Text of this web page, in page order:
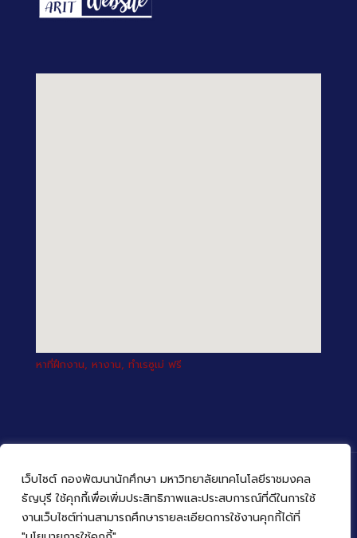
เว็บไซต์ กองพัฒนานักศึกษา มหาวิทยาลัยเทคโนโลยีราชมงคล
ธัญบุรี ใช้คุกกี้เพื่อเพิ่มประสิทธิภาพและประสบการณ์ที่ดีในการใช้
งานเว็บไซต์ท่านสามารถศึกษารายละเอียดการใช้งานคุกกี้ได้ที่
หาที่ฝึกงาน, หางาน, ทำเรซูเม่ ฟรี
© 2022 กองพัฒนานักศึกษา มหาวิทยาลัยเทคโนโลยีราชมงคล